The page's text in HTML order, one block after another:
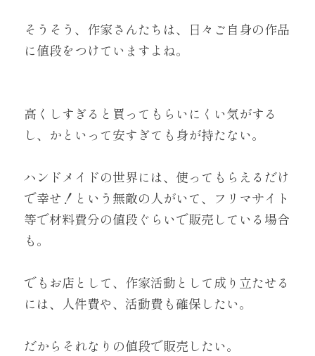
そうそう、作家さんたちは、日々ご自身の作品
に値段をつけていますよね。
高くしすぎると買ってもらいにくい気がする
し、かといって安すぎても身が持たない。
ハンドメイドの世界には、使ってもらえるだけ
で幸せ！という無敵の人がいて、フリマサイト
等で材料費分の値段ぐらいで販売している場合
も。
でもお店として、作家活動として成り立たせる
には、人件費や、活動費も確保したい。
だからそれなりの値段で販売したい。